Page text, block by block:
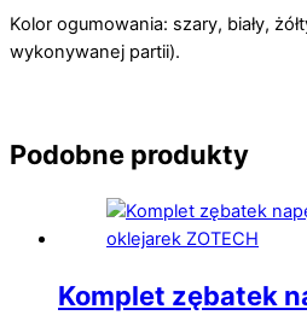
Kolor ogumowania: szary, biały,
wykonywanej partii).
Podobne produkty
Komplet zębatek